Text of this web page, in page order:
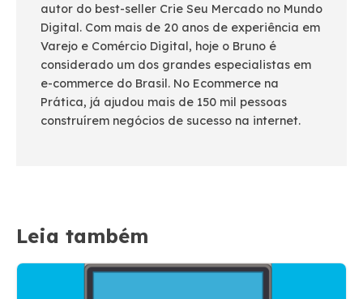
autor do best-seller Crie Seu Mercado no Mundo
Digital. Com mais de 20 anos de experiência em
Varejo e Comércio Digital, hoje o Bruno é
considerado um dos grandes especialistas em
e-commerce do Brasil. No Ecommerce na
Prática, já ajudou mais de 150 mil pessoas
construírem negócios de sucesso na internet.
Leia também